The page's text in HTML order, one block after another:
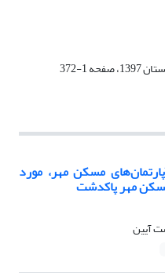
مسکن مهر، مورد
مهر پاکدشت
آیین